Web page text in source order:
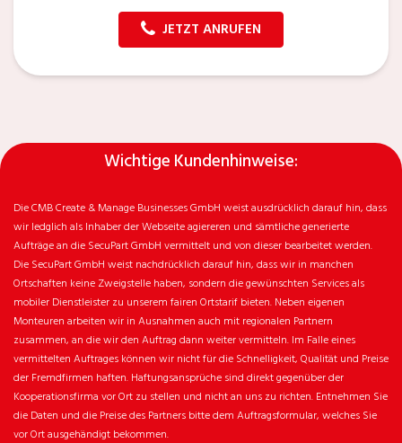
JETZT ANRUFEN
Wichtige Kundenhinweise:
Die CMB Create & Manage Businesses GmbH weist ausdrücklich darauf hin, dass
wir ledglich als Inhaber der Webseite agiereren und sämtliche generierte
Aufträge an die SecuPart GmbH vermittelt und von dieser bearbeitet werden.
Die SecuPart GmbH weist nachdrücklich darauf hin, dass wir in manchen
Ortschaften keine Zweigstelle haben, sondern die gewünschten Services als
mobiler Dienstleister zu unserem fairen Ortstarif bieten. Neben eigenen
Monteuren arbeiten wir in Ausnahmen auch mit regionalen Partnern
zusammen, an die wir den Auftrag dann weiter vermitteln. Im Falle eines
vermittelten Auftrages können wir nicht für die Schnelligkeit, Qualität und Preise
der Fremdfirmen haften. Haftungsansprüche sind direkt gegenüber der
Kooperationsfirma vor Ort zu stellen und nicht an uns zu richten. Entnehmen Sie
die Daten und die Preise des Partners bitte dem Auftragsformular, welches Sie
vor Ort ausgehändigt bekommen.